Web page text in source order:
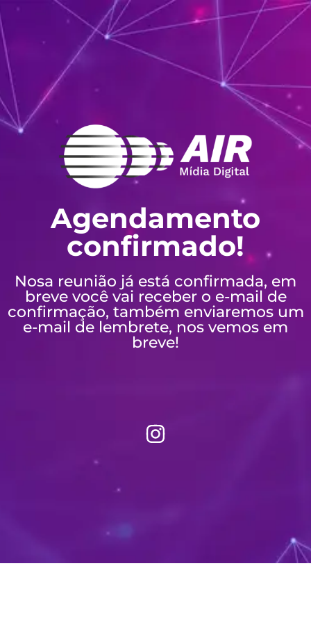
Agendamento
confirmado!
Nosa reunião já está confirmada, em
breve você vai receber o e-mail de
confirmação, também enviaremos um
e-mail de lembrete, nos vemos em
breve!